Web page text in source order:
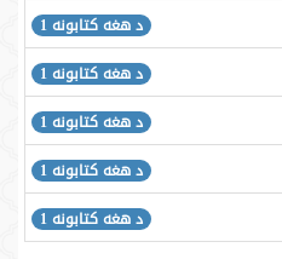
د هغه کتابونه 1
د هغه کتابونه 1
د هغه کتابونه 1
د هغه کتابونه 1
د هغه کتابونه 1